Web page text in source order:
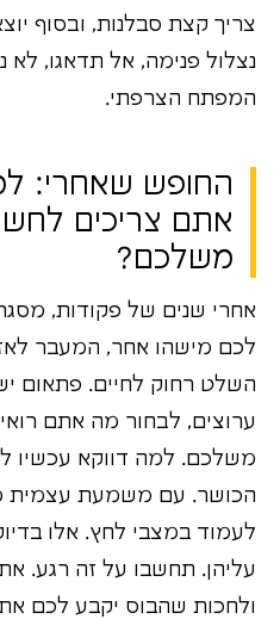
צריך קצת סבלנות, ובסוף
נצלול פנימה, אל תדאגו,
המפתח הצרפתי.
החופש שאחרי:
אתם צריכים
משלכם?
אחרי שנים של פקודות,
לכם מישהו אחר, המעבר
השלט רחוק לחיים. פתאום
ערוצים, לבחור מה אתם
משלכם. למה דווקא עכשיו
הכושר. עם משמעת עצמית
לעמוד במצבי לחץ. אלו
עליהן. תחשבו על זה רגע.
ולחכות שהבוס יקבע לכם